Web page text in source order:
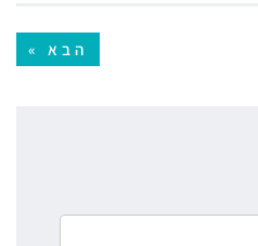
הבא »